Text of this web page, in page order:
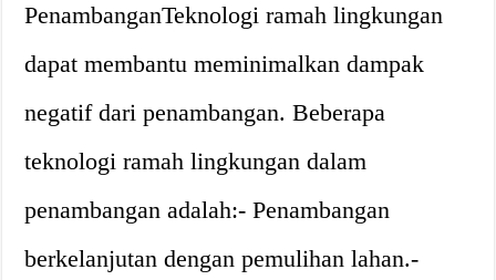
PenambanganTeknologi ramah lingkungan
dapat membantu meminimalkan dampak
negatif dari penambangan. Beberapa
teknologi ramah lingkungan dalam
penambangan adalah:- Penambangan
berkelanjutan dengan pemulihan lahan.-